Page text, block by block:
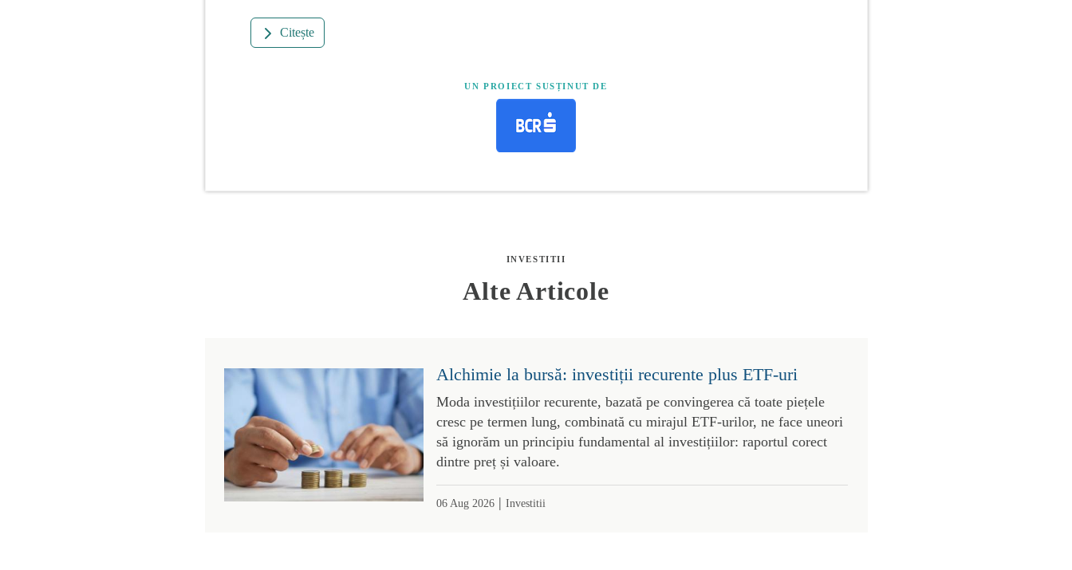
Citește
UN PROIECT SUSȚINUT DE
INVESTITII
Alte Articole
Alchimie la bursă: investiții recurente plus ETF-uri
Moda investițiilor recurente, bazată pe convingerea că toate piețele
cresc pe termen lung, combinată cu mirajul ETF-urilor, ne face uneori
să ignorăm un principiu fundamental al investițiilor: raportul corect
dintre preț și valoare.
06 Aug 2026| Investitii